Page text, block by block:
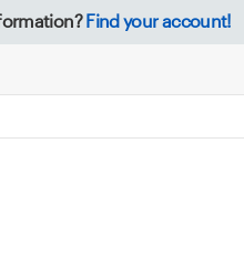
Find your account!